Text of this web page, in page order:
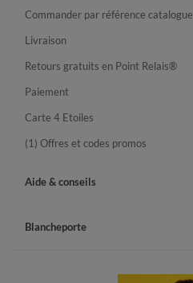
Commander par référence catalogue
Livraison
Retours gratuits en Point Relais®
Paiement
Carte 4 Etoiles
(1) Offres et codes promos
Aide & conseils
Blancheporte